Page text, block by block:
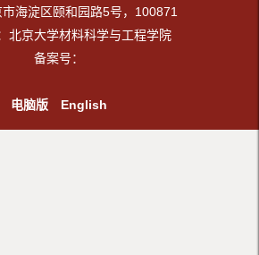
海淀区颐和园路5号，100871
北京大学材料科学与工程学院
备案号：
电脑版 English